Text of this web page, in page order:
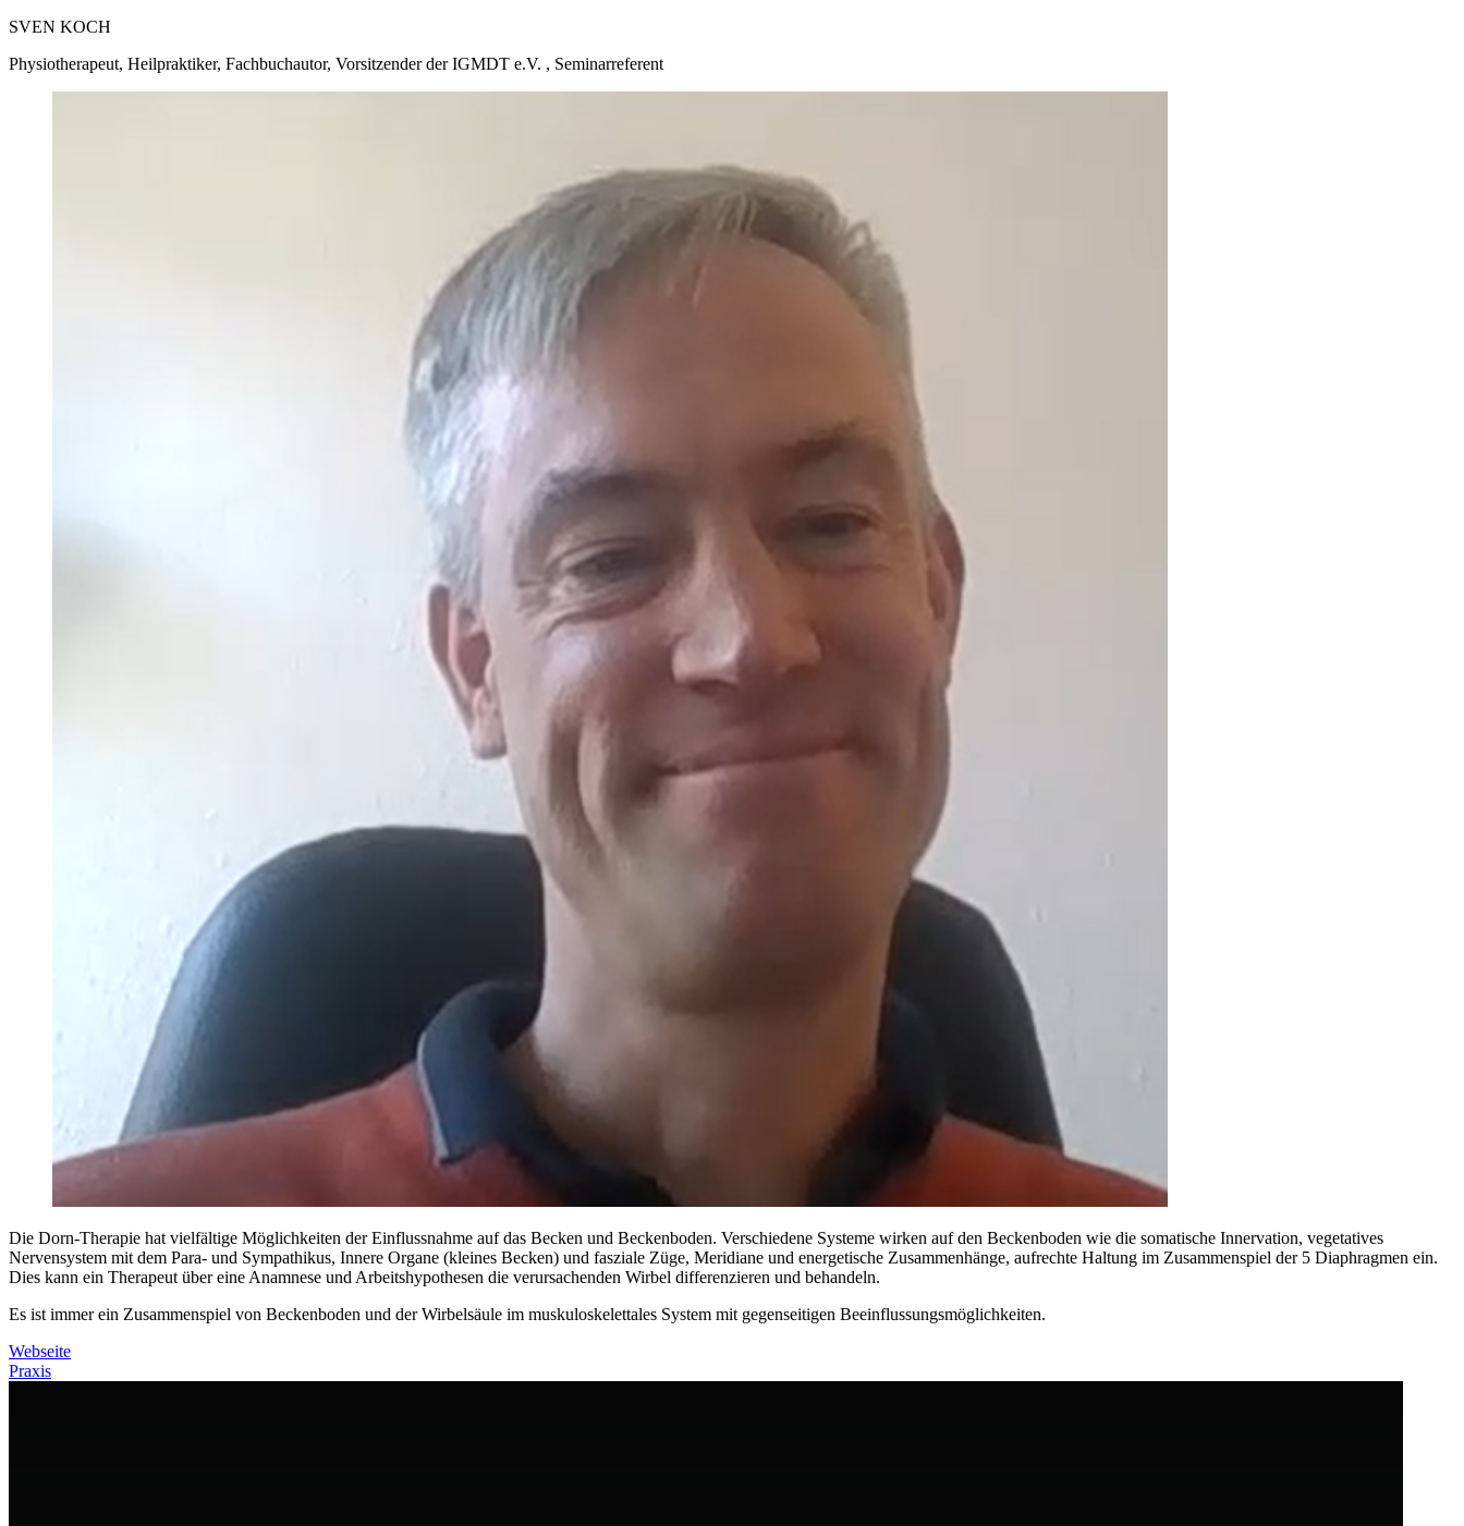
SVEN KOCH
Physiotherapeut, Heilpraktiker, Fachbuchautor, Vorsitzender der IGMDT e.V. , Seminarreferent
Die Dorn-Therapie hat vielfältige Möglichkeiten der Einflussnahme auf das Becken und Beckenboden. Verschiedene Systeme wirken auf den Beckenboden wie die somatische Innervation, vegetatives
Nervensystem mit dem Para- und Sympathikus, Innere Organe (kleines Becken) und fasziale Züge, Meridiane und energetische Zusammenhänge, aufrechte Haltung im Zusammenspiel der 5 Diaphragmen ein.
Dies kann ein Therapeut über eine Anamnese und Arbeitshypothesen die verursachenden Wirbel differenzieren und behandeln.
Es ist immer ein Zusammenspiel von Beckenboden und der Wirbelsäule im muskuloskelettales System mit gegenseitigen Beeinflussungsmöglichkeiten.
Webseite
Praxis